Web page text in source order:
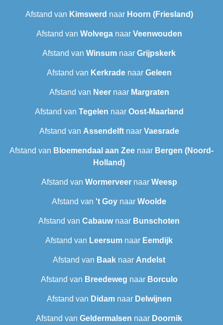
Afstand van Kimswerd naar Hoorn (Friesland)
Afstand van Wolveganaar Veenwouden
Afstand van Winsum naar Grijpskerk
Afstand van Kerkradenaar Geleen
Afstand van Neernaar Margraten
Afstand van Tegelen naar Oost-Maarland
Afstand van Assendelftnaar Vaesrade
Afstand van Bloemendaal aan Zee naar Bergen (Noord-
Holland)
Afstand van Wormerveernaar Weesp
Afstand van 't Goy naar Woolde
Afstand van Cabauwnaar Bunschoten
Afstand van Leersum naar Eemdijk
Afstand van Baak naar Andelst
Afstand van Breedeweg naar Borculo
Afstand van Didamnaar Delwijnen
Afstand van Geldermalsen naar Doornik